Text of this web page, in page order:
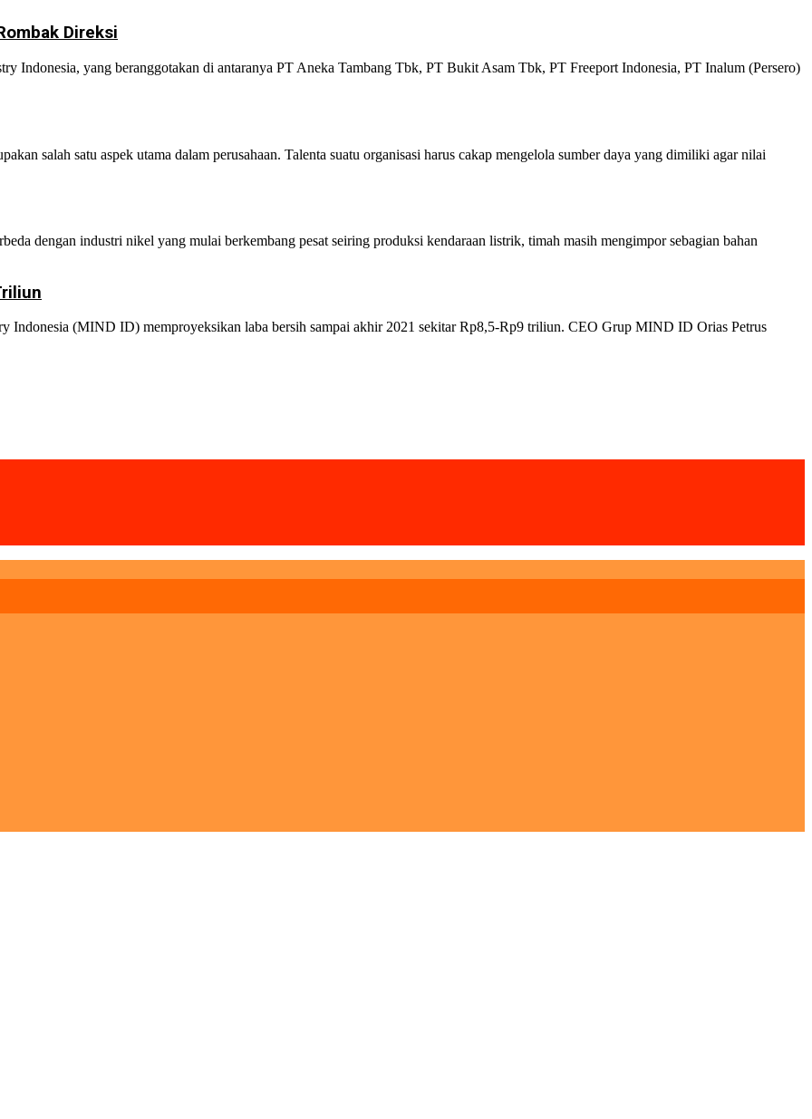
Direksi
yang beranggotakan di antaranya PT Aneka Tambang Tbk, PT Bukit Asam Tbk, PT Freeport Indonesia, PT Inalum (Persero)
salah satu aspek utama dalam perusahaan. Talenta suatu organisasi harus cakap mengelola sumber daya yang dimiliki agar nilai
dengan industri nikel yang mulai berkembang pesat seiring produksi kendaraan listrik, timah masih mengimpor sebagian bahan
Indonesia (MIND ID) memproyeksikan laba bersih sampai akhir 2021 sekitar Rp8,5-Rp9 triliun. CEO Grup MIND ID Orias Petrus